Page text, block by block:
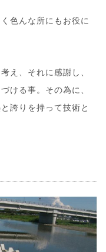
色んな所にもお役に
え、それに感謝し、
ける事。その為に、
誇りを持って技術と